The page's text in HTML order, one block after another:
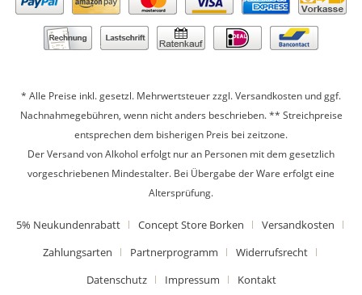
* Alle Preise inkl. gesetzl. Mehrwertsteuer zzgl.Versandkosten und ggf.
Nachnahmegebühren, wenn nicht anders beschrieben. ** Streichpreise
entsprechen dem bisherigen Preis bei zeitzone.
Der Versand von Alkohol erfolgt nur an Personen mit dem gesetzlich
vorgeschriebenen Mindestalter. Bei Übergabe der Ware erfolgt eine
Altersprüfung.
5% Neukundenrabatt Concept Store Borken
Versandkosten
Zahlungsarten
Partnerprogramm
Widerrufsrecht
Datenschutz
Impressum
Kontakt